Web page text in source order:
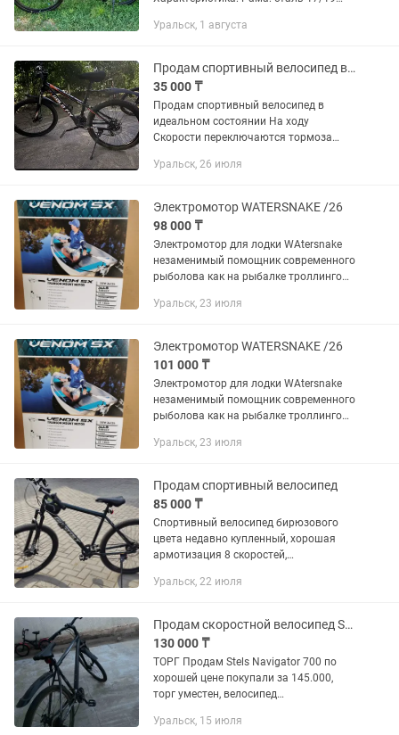
механические Кол-во скоростей: 21
Уральск, 1 августа
Продам спортивный велосипед в идеальном состоянии
35 000 ₸
Продам спортивный велосипед в
идеальном состоянии На ходу
Скорости переключаются тормоза
Медколледж Без торга
Уральск, 26 июля
Электромотор WATERSNAKE /26
98 000 ₸
Электромотор для лодки WAtersnake
незаменимый помощник современного
рыболова как на рыбалке троллингом
взаброс Электрический троллинговый
Уральск, 23 июля
Электромотор WATERSNAKE /26
101 000 ₸
Электромотор для лодки WAtersnake
незаменимый помощник современного
рыболова как на рыбалке троллингом
взаброс Электрический троллинговый
Уральск, 23 июля
Продам спортивный велосипед
85 000 ₸
Спортивный велосипед бирюзового
цвета недавно купленный, хорошая
армотизация 8 скоростей,
29 размер колес подставка велосипеда
Уральск, 22 июля
Продам скоростной велосипед Stels navigator 700
130 000 ₸
ТОРГ Продам Stels Navigator 700 по
хорошей цене покупали за 145.000,
торг уместен, велосипед
не катался, все в отличном состоянии,
Уральск, 15 июля